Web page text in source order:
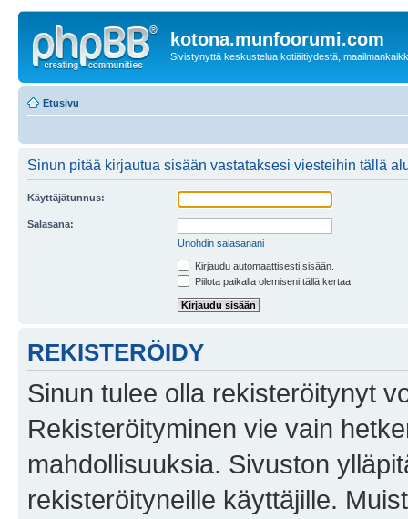
kotona.munfoorumi.com
Sivistynyttä keskustelua kotiäitiydestä,
Etusivu
Sinun pitää kirjautua sisään vastataksesi viesteihin tällä
Käyttäjätunnus:
Salasana:
Unohdin salasanani
Kirjaudu automaattisesti sisään.
Piilota paikalla olemiseni tällä kertaa
REKISTERÖIDY
Sinun tulee olla rekisteröitynyt
Rekisteröityminen vie vain
mahdollisuuksia. Sivuston
rekisteröityneille käyttäjille.